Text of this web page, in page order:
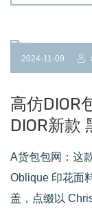
2024-11-09
高仿DIOR
DIOR新款
A货包包网：这
Oblique 印花面
盖，点缀以